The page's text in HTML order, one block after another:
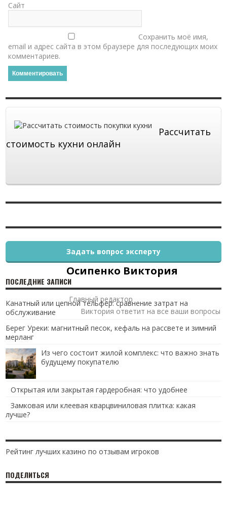
Сайт
Сохранить моё имя,
email и адрес сайта в этом браузере для последующих моих
комментариев.
Рассчитать
стоимость кухни онлайн
Осипенко Виктория
Главный редактор
Виктория ответит на все ваши вопросы
Задать вопрос эксперту
ПОСЛЕДНИЕ ЗАПИСИ
Канатный или цепной тельфер: сравнение затрат на
обслуживание
Берег Уреки: магнитный песок, кефаль на рассвете и зимний
мерланг
Из чего состоит жилой комплекс: что важно знать
будущему покупателю
Открытая или закрытая гардеробная: что удобнее
Замковая или клеевая кварцвиниловая плитка: какая
лучше?
Рейтинг лучших казино по отзывам игроков
ПОДЕЛИТЬСЯ